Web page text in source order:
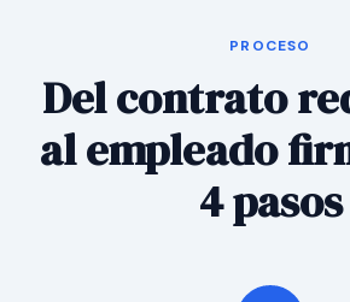
PROCESO
Del contrato
al empleado
4 pasos